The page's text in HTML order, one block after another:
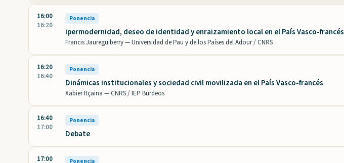
16:00
16:20
Ponencia
ipermodernidad, deseo de identidad y enraizamiento local en el País Vasco-francés
Francis Jaureguiberry —Universidad de Pau y de los Países del Adour / CNRS
16:20
16:40
Ponencia
Dinámicas institucionales y sociedad civil movilizada en el País Vasco-francés
Xabier Itçaina —CNRS / IEP Burdeos
16:40
17:00
Ponencia
Debate
17:00
Ponencia